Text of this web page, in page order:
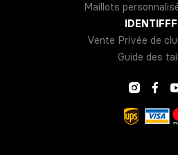
Maillots
Vente Privée de
Guide des